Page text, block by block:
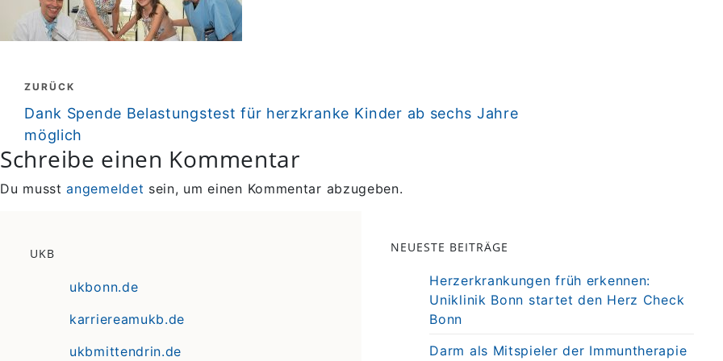
Beitragsnavigation
ZURÜCK
zurück
Dank Spende Belastungstest für herzkranke Kinder ab sechs Jahre
möglich
Schreibe einen Kommentar
Du musstangemeldet sein, um einen Kommentar abzugeben.
UKB
ukbonn.de
karriereamukb.de
ukbmittendrin.de
NEUESTE BEITRÄGE
Herzerkrankungen früh erkennen:
Uniklinik Bonn startet den Herz Check
Bonn
Darm als Mitspieler der Immuntherapie